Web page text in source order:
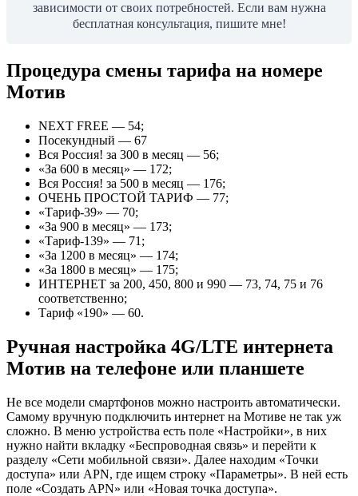
зависимости от своих потребностей. Если вам нужна
бесплатная консультация, пишите мне!
Процедура смены тарифа на номере
Мотив
NEXT FREE — 54;
Посекундный — 67
Вся Россия! за 300 в месяц — 56;
«За 600 в месяц» — 172;
Вся Россия! за 500 в месяц — 176;
ОЧЕНЬ ПРОСТОЙ ТАРИФ — 77;
«Тариф-39» — 70;
«За 900 в месяц» — 173;
«Тариф-139» — 71;
«За 1200 в месяц» — 174;
«За 1800 в месяц» — 175;
ИНТЕРНЕТ за 200, 450, 800 и 990 — 73, 74, 75 и 76
соответственно;
Тариф «190» — 60.
Ручная настройка 4G/LTE интернета
Мотив на телефоне или планшете
Не все модели смартфонов можно настроить автоматически.
Самому вручную подключить интернет на Мотиве не так уж
сложно. В меню устройства есть поле «Настройки», в них
нужно найти вкладку «Беспроводная связь» и перейти к
разделу «Сети мобильной связи». Далее находим «Точки
доступа» или APN, где ищем строку «Параметры». В ней есть
поле «Создать APN» или «Новая точка доступа».